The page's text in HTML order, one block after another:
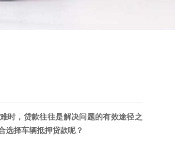
时，贷款往往是解决问题的有效途径之
选择车辆抵押贷款呢？